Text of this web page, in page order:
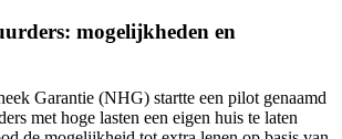
mogelijkheden en
Garantie (NHG) startte een pilot genaamd
met hoge lasten een eigen huis te laten